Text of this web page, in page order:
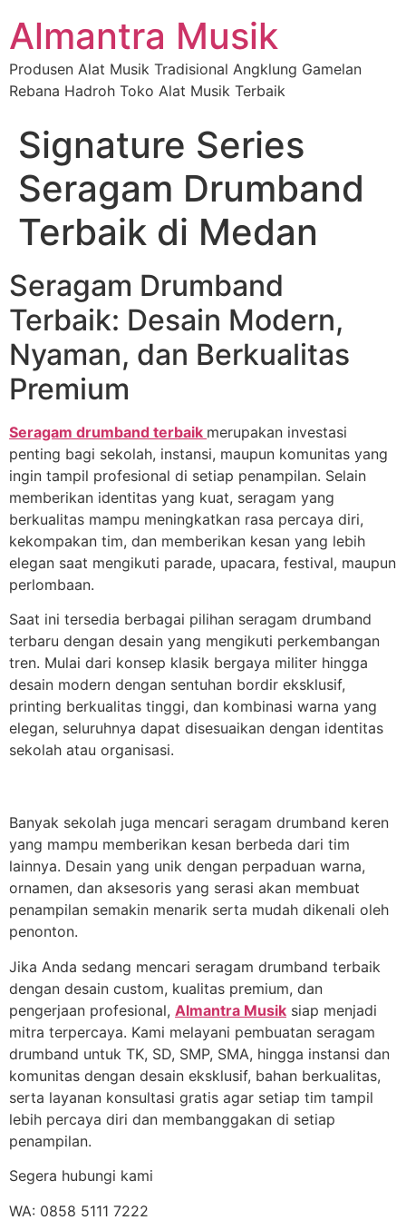
Almantra Musik
Produsen Alat Musik Tradisional Angklung Gamelan
Rebana Hadroh Toko Alat Musik Terbaik
Signature Series
Seragam Drumband
Terbaik di Medan
Seragam Drumband
Terbaik: Desain Modern,
Nyaman, dan Berkualitas
Premium
Seragam drumband terbaik merupakan investasi
penting bagi sekolah, instansi, maupun komunitas yang
ingin tampil profesional di setiap penampilan. Selain
memberikan identitas yang kuat, seragam yang
berkualitas mampu meningkatkan rasa percaya diri,
kekompakan tim, dan memberikan kesan yang lebih
elegan saat mengikuti parade, upacara, festival, maupun
perlombaan.
Saat ini tersedia berbagai pilihan seragam drumband
terbaru dengan desain yang mengikuti perkembangan
tren. Mulai dari konsep klasik bergaya militer hingga
desain modern dengan sentuhan bordir eksklusif,
printing berkualitas tinggi, dan kombinasi warna yang
elegan, seluruhnya dapat disesuaikan dengan identitas
sekolah atau organisasi.
Banyak sekolah juga mencari seragam drumband keren
yang mampu memberikan kesan berbeda dari tim
lainnya. Desain yang unik dengan perpaduan warna,
ornamen, dan aksesoris yang serasi akan membuat
penampilan semakin menarik serta mudah dikenali oleh
penonton.
Jika Anda sedang mencari seragam drumband terbaik
dengan desain custom, kualitas premium, dan
pengerjaan profesional, Almantra Musik siap menjadi
mitra terpercaya. Kami melayani pembuatan seragam
drumband untuk TK, SD, SMP, SMA, hingga instansi dan
komunitas dengan desain eksklusif, bahan berkualitas,
serta layanan konsultasi gratis agar setiap tim tampil
lebih percaya diri dan membanggakan di setiap
penampilan.
Segera hubungi kami
WA: 0858 5111 7222